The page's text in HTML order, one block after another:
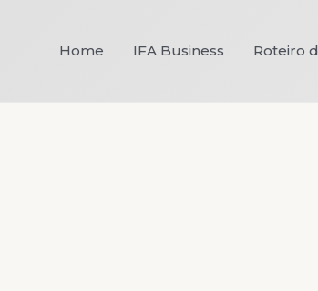
Home IFA Business Roteiro